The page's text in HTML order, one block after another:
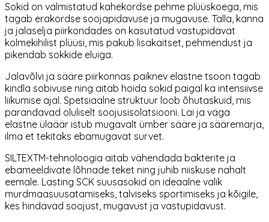
Sokid on valmistatud kahekordse pehme plüüskoega, mis
tagab erakordse soojapidavuse ja mugavuse. Talla, kanna
ja jalaselja piirkondades on kasutatud vastupidavat
kolmekihilist plüüsi, mis pakub lisakaitset, pehmendust ja
pikendab sokkide eluiga.
Jalavõlvi ja sääre piirkonnas paiknev elastne tsoon tagab
kindla sobivuse ning aitab hoida sokid paigal ka intensiivse
liikumise ajal. Spetsiaalne struktuur loob õhutaskuid, mis
parandavad oluliselt soojusisolatsiooni. Lai ja väga
elastne ülaäär istub mugavalt ümber sääre ja sääremarja,
ilma et tekitaks ebamugavat survet.
SILTEXTM-tehnoloogia aitab vähendada bakterite ja
ebameeldivate lõhnade teket ning juhib niiskuse nahalt
eemale. Lasting SCK suusasokid on ideaalne valik
murdmaasuusatamiseks, talviseks sportimiseks ja kõigile,
kes hindavad soojust, mugavust ja vastupidavust.